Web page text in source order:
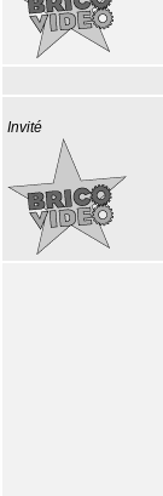
Invité